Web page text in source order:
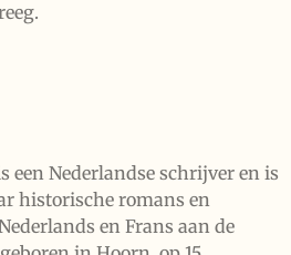
een Nederlandse schrijver en is
historische romans en
en Frans aan de